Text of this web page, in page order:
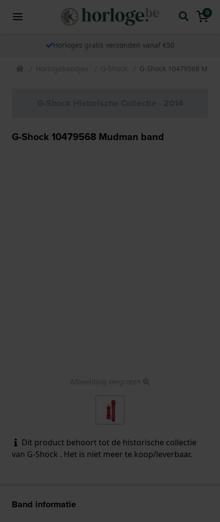
0
Horloges gratis verzonden vanaf €50
Horlogebandjes G-Shock G-Shock 10479568
G-Shock 10479568 Mudman band
Afbeelding vergroten
Dit product behoort tot de historische collectie
van G-Shock . Het is niet meer te koop/leverbaar.
Band informatie